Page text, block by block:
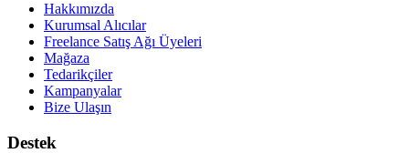
Hakkımızda
Kurumsal Alıcılar
Freelance Satış Ağı Üyeleri
Mağaza
Tedarikçiler
Kampanyalar
Bize Ulaşın
Destek